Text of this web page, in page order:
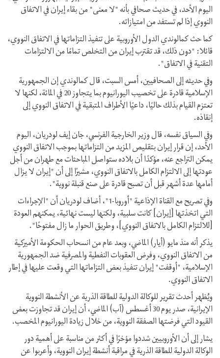
اليوم الأحد، في حديث صحافي بأنه "لا معنى" من بقاء إيران في الاتفاق
النووي إذا لم تستفد من امتيازاته.
كما حث كمالوندي الدول الأوروبية على تنفيذ التزاماتها في الاتفاق النووي،
قائلا: "دون ذلك، قد تقترب إيران من التخلص تمامًا من الالتزامات
التقنية في الاتفاق".
وفي حديثه إلى الصحافيين، أمس السبت، قال كمالوندي إن الجمهورية
الإسلامية قادرة على تخصيب اليورانيوم بما يتجاوز 20 في المائة، لكنها لا
تعتزم القيام بذلك حاليًا، داعيًا الأطراف المتبقية في الاتفاق النووي إلى
إنقاذه.
وفي السياق نفسه، قال وزير الخارجية الفرنسي، جان إيف لودريان، اليوم
الأحد، إن قرار إيران بتقليص المزيد من التزاماتها بموجب الاتفاق النووي
يمكن التراجع عنه، مؤكدًا أن بلاده ستواصل المباحثات مع طهران من أجل
عودتها إلى الالتزام الكامل بالاتفاق النووي، مشيرًا إلى أن "إيران لا يزال
أمامها عدة أشهر قبل أن تصبح قادرة على صنع قنبلة نووية".
وفي تصريح مع القناة الإذاعية "أوروبا-1"، أضاف لودريان أن "الإجراءات
التي اتخذتها [إيران] كانت سلبية، ولكنها ليست نهائية، يمكنهم العودة
[للالتزام الكامل بالاتفاق النووي]، وطريق الحوار ما زال مفتوحًا".
يذكر أنه منذ مايو (أيار) الماضي، وبعد عام من انسحاب الحكومة الأميركية
من الاتفاق النووي، وفرض العقوبات النفطية والمصرفية ضد الجمهورية
الإسلامية، "أوقفت" إيران تنفيذ بعض التزاماتها التي وقعت عليها في إطار
الاتفاق النووي.
ويُظهر أحدث تقرير للوكالة الدولية للطاقة الذرية عن الأنشطة النووية
الإيرانية، صدر يوم 30 أغسطس (آب) الماضي، أن إيران قد تجاوزت بعض
القيود التي فرضتها الصفقة النووية، من خلال زيادة اليورانيوم المخصب.
يشار إلى أن الأوروبيين شددوا مؤخرًا في أكثر من مناسبة على أهمية دور
الوكالة الدولية للطاقة الذرية في مراقبة أنشطة إيران النووية، وأعربوا عن